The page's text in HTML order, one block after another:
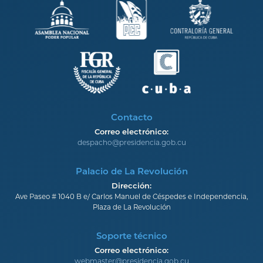
Contacto
Correo electrónico:
despacho@presidencia.gob.cu
Palacio de La Revolución
Dirección:
Ave Paseo # 1040 B e/ Carlos Manuel de Céspedes e Independencia,
Plaza de La Revolución
Soporte técnico
Correo electrónico:
webmaster@presidencia.gob.cu